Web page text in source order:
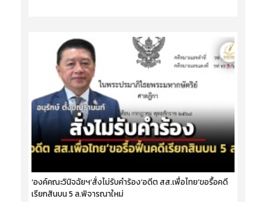
‘องค์คณะวินิจฉัยฯ’สั่งไม่รับคำร้อง‘อดีต สส.เพื่อไทย’ขอรื้อคดี
เรียกสินบน 5 ล.พิจารณาใหม่